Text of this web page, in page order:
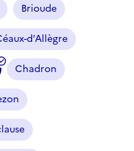
Brioude
d’Allègre
Chadron